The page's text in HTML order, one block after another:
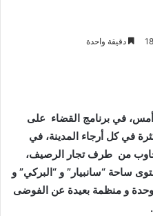
18 دقيقة واحدة
في برنامج القضاء على
في كل أرجاء المدينة، في
من طرف تجار الرصيف،
ساحة “سانبيار” و “البركي” و
و منظمة بعيدة عن الفوضى